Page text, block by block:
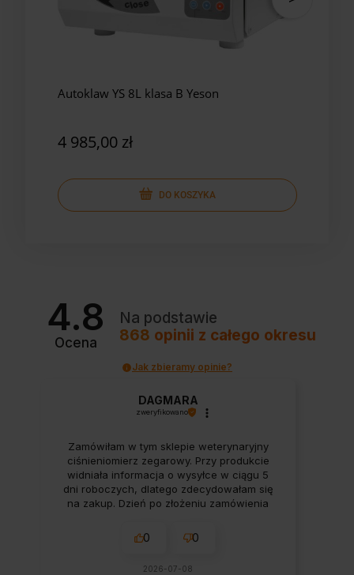
Autoklaw YS 8L klasa B Yeson
4 985,00 zł
DO KOSZYKA
4.8
Ocena
Na podstawie
868 opinii z całego okresu
Jak zbieramy opinie?
DAGMARA
zweryfikowano
Zamówiłam w tym sklepie weterynaryjny
ciśnieniomierz zegarowy. Przy produkcie
widniała informacja o wysyłce w ciągu 5
dni roboczych, dlatego zdecydowałam się
na zakup. Dzień po złożeniu zamówienia
zamiany na elektroniczny ciśnieniomierz
Contec, argumentując to szybszą
0 0
2026-07-08